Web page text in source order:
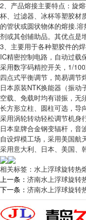
2、产品熔接主要特点：旋
杯、过滤器、冰杯等塑胶材
的管状或圆状物体的熔接.
剂或其创辅助品。其优点是
3、主要用于各种塑胶件的焊
IC精密控制电路，自动过载
采用数字码精控开关，1/100
四点式平衡调节，简易调节
日本原装NTK换能器（振动
空载、免载时均有谐振，无
长方形立柱、圆柱可选，导
采用涡轮转动轻松调节机身
日本皇牌合金钢变辐杆，音
自设焊模工场，采用美国航
采用意大利、日本、美国、
相关标签： 水上浮球旋转热
上一条： 济南水上浮球旋转
下一条： 济南水上浮球旋转